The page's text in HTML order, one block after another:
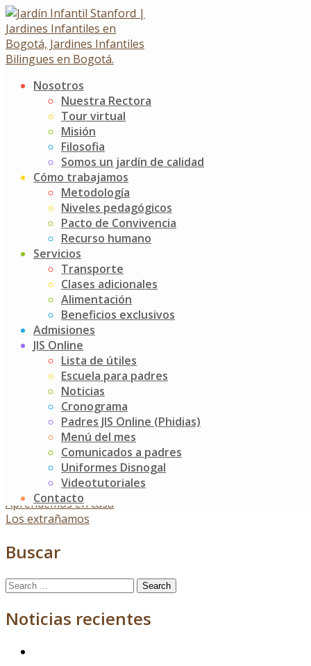
Skip
to
content
Nosotros
Nuestra Rectora
Tour virtual
Misión
Filosofia
Somos un jardín de calidad
Cómo trabajamos
Metodología
Niveles pedagógicos
Pacto de Convivencia
Recurso humano
Servicios
Transporte
Clases adicionales
Alimentación
Beneficios exclusivos
Admisiones
JIS Online
Lista de útiles
Escuela para padres
Noticias
Cronograma
Padres JIS Online (Phidias)
Menú del mes
Comunicados a padres
Uniformes Disnogal
Videotutoriales
Contacto
Saludo de nuestros papitos
Saludo de nuestros papitos
18 abril, 202018 abril, 2020
Noticias Jardín Infantil Stanford
«Nuestros papitos nos saludan, estamos muy
agradecidos»
Post
navigation
Aprendemos en casa
Los extrañamos
Buscar
Search
Noticias recientes